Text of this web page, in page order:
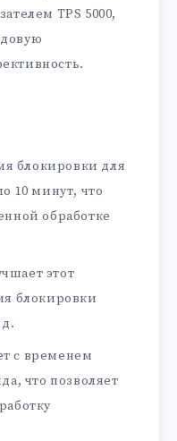
TPS 5000,
блокировки для
10 минут, что
обработке
этот
блокировки
с временем
что позволяет